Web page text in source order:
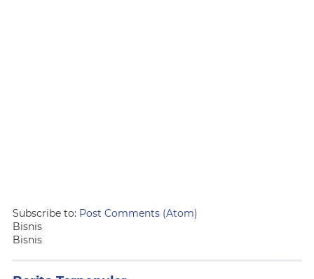
Subscribe to: Post Comments (Atom)
Bisnis
Bisnis